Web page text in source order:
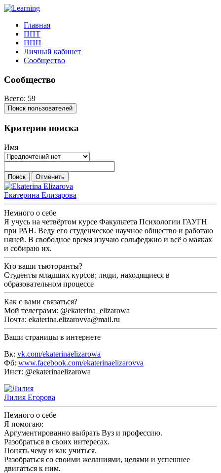
Главная
ППТ
ППП
Личный кабинет
Сообщество
Сообщество
Всего: 59
Поиск пользователей
Критерии поиска
Имя
Екатерина Елизарова
Немного о себе
Я учусь на четвёртом курсе Факультета Психологии ГАУГН
при РАН. Веду его студенческое научное общество и работаю
няней. В свободное время изучаю сольфеджио и всё о маяках
и собираю их.
Кто ваши тьюторанты?
Студенты младших курсов; люди, находящиеся в
образовательном процессе
Как с вами связаться?
Мой телеграмм: @ekaterina_elizarowa
Почта: ekaterina.elizarovva@mail.ru
Ваши страницы в интернете
Вк: vk.com/ekaterinaelizarowa
Фб: www.facebook.com/ekaterinaelizarovva
Инст: @ekaterinaelizarowa
Лилия Егорова
Немного о себе
Я помогаю:
Аргументированно выбрать Вуз и профессию.
Разобраться в своих интересах.
Понять чему и как учиться.
Разобраться со своими желаниями, целями и успешнее
двигаться к ним.